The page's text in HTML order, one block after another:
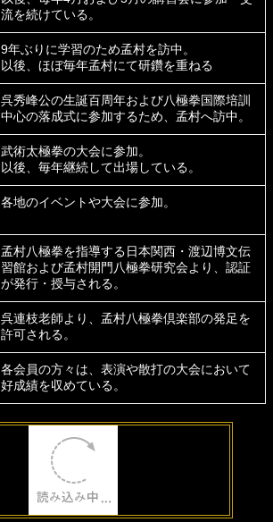
流を続けている。
9年ぶりに学習のため孟村を訪中。
以後、ほぼ毎年孟村にて研鑽を重ねる
呉秀峰公の生誕百周年および八極拳国際培訓
中心の落成式に参加するため、孟村へ訪中。
武術太極拳の大会に参加。
以後、毎年継続して出場している。
各地のイベントや大会に参加。
孟村八極拳を指導する日本関西・渡辺博文伝
習館および孟村開門八極拳研究会より、認証
が発行・授与される。
呉連枝老師より、孟村八極拳倶楽部の発足を
許可される。
各会員の方々は、表演や散打の大会において
好成績を収めている。